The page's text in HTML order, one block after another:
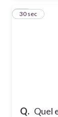
Q. Quel
10
30 sec